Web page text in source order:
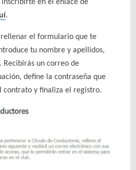
en el enlace de
.
rellenar el formulario que te
tu nombre y apellidos,
Recibirás un correo de
define la contraseña que
contrato y finaliza el registro.